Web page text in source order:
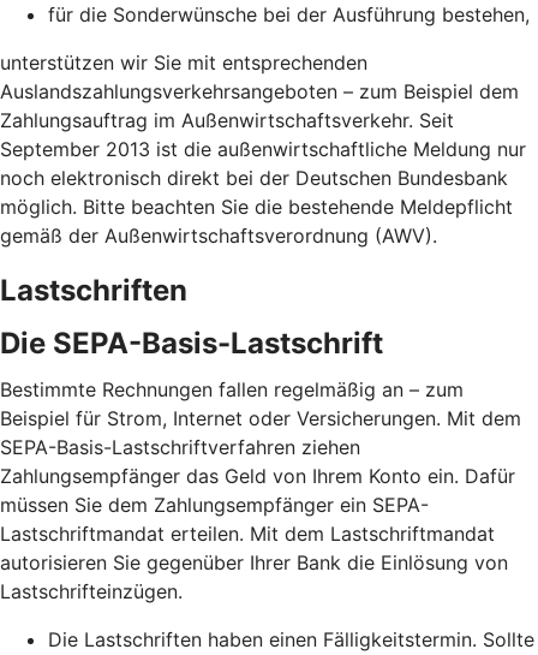
für die Sonderwünsche bei der Ausführung bestehen,
unterstützen wir Sie mit entsprechenden
Auslandszahlungsverkehrsangeboten – zum Beispiel dem
Zahlungsauftrag im Außenwirtschaftsverkehr. Seit
September 2013 ist die außenwirtschaftliche Meldung nur
noch elektronisch direkt bei der Deutschen Bundesbank
möglich. Bitte beachten Sie die bestehende Meldepflicht
gemäß der Außenwirtschaftsverordnung (AWV).
Lastschriften
Die SEPA-Basis-Lastschrift
Bestimmte Rechnungen fallen regelmäßig an – zum
Beispiel für Strom, Internet oder Versicherungen. Mit dem
SEPA-Basis-Lastschriftverfahren ziehen
Zahlungsempfänger das Geld von Ihrem Konto ein. Dafür
müssen Sie dem Zahlungsempfänger ein SEPA-
Lastschriftmandat erteilen. Mit dem Lastschriftmandat
autorisieren Sie gegenüber Ihrer Bank die Einlösung von
Lastschrifteinzügen.
Die Lastschriften haben einen Fälligkeitstermin. Sollte